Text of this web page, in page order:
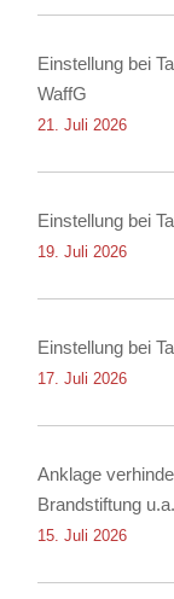
Einstellung bei
WaffG
21. Juli 2026
Einstellung bei
19. Juli 2026
Einstellung bei
17. Juli 2026
Anklage
Brandstiftung u.a.
15. Juli 2026